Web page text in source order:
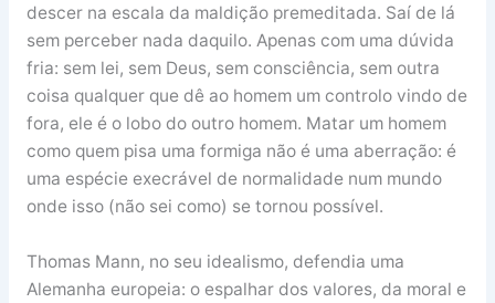
descer na escala da maldição premeditada. Saí de lá
sem perceber nada daquilo. Apenas com uma dúvida
fria: sem lei, sem Deus, sem consciência, sem outra
coisa qualquer que dê ao homem um controlo vindo de
fora, ele é o lobo do outro homem. Matar um homem
como quem pisa uma formiga não é uma aberração: é
uma espécie execrável de normalidade num mundo
onde isso (não sei como) se tornou possível.
Thomas Mann, no seu idealismo, defendia uma
Alemanha europeia: o espalhar dos valores, da moral e